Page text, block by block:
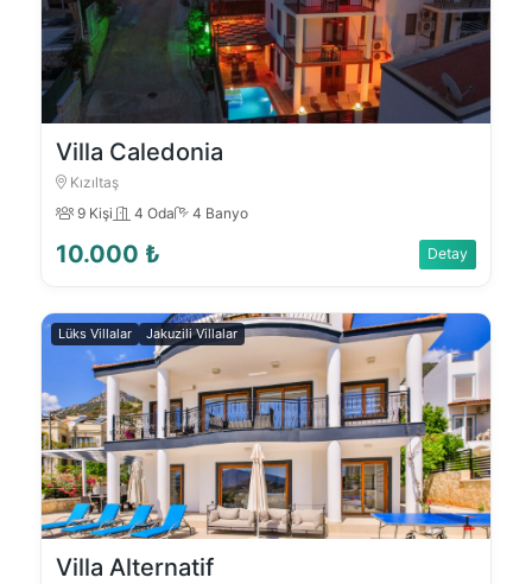
Villa Caledonia
Kızıltaş
9 Kişi
4 Oda 4 Banyo
10.000 ₺ Detay
Lüks Villalar Jakuzili Villalar
Villa Alternatif